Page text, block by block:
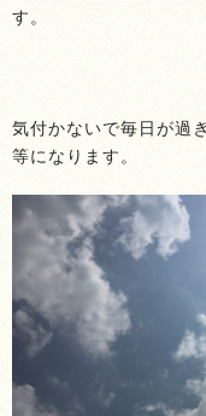
す。
気付かないで毎日が過
等になります。